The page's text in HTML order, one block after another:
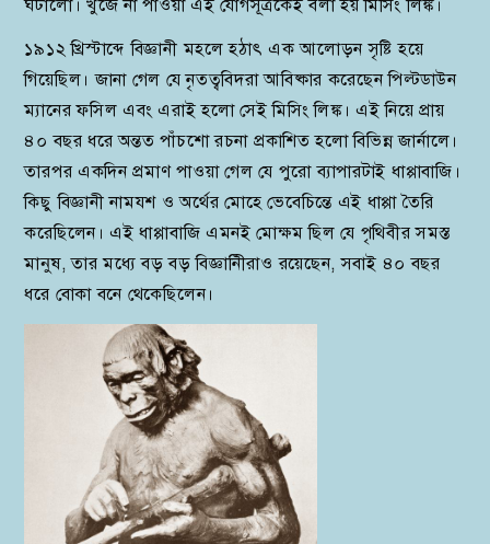
ঘটালো। খুঁজে না পাওয়া এই যোগসূত্রকেই বলা হয় মিসিং লিঙ্ক।
১৯১২ খ্রিস্টাব্দে বিজ্ঞানী মহলে হঠাৎ এক আলোড়ন সৃষ্টি হয়ে
গিয়েছিল। জানা গেল যে নৃতত্ববিদরা আবিষ্কার করেছেন পিল্টডাউন
ম্যানের ফসিল এবং এরাই হলো সেই মিসিং লিঙ্ক। এই নিয়ে প্রায়
৪০ বছর ধরে অন্তত পাঁচশো রচনা প্রকাশিত হলো বিভিন্ন জার্নালে।
তারপর একদিন প্রমাণ পাওয়া গেল যে পুরো ব্যাপারটাই ধাপ্পাবাজি।
কিছু বিজ্ঞানী নামযশ ও অর্থের মোহে ভেবেচিন্তে এই ধাপ্পা তৈরি
করেছিলেন। এই ধাপ্পাবাজি এমনই মোক্ষম ছিল যে পৃথিবীর সমস্ত
মানুষ, তার মধ্যে বড় বড় বিজ্ঞানীিরাও রয়েছেন, সবাই ৪০ বছর
ধরে বোকা বনে থেকেছিলেন।